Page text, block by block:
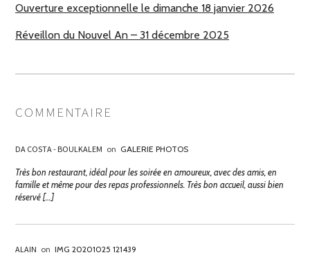
Ouverture exceptionnelle le dimanche 18 janvier 2026
Réveillon du Nouvel An – 31 décembre 2025
COMMENTAIRE
DA COSTA - BOULKALEM on GALERIE PHOTOS
Très bon restaurant, idéal pour les soirée en amoureux, avec des amis, en
famille et même pour des repas professionnels. Très bon accueil, aussi bien
réservé […]
ALAIN on IMG 20201025 121439